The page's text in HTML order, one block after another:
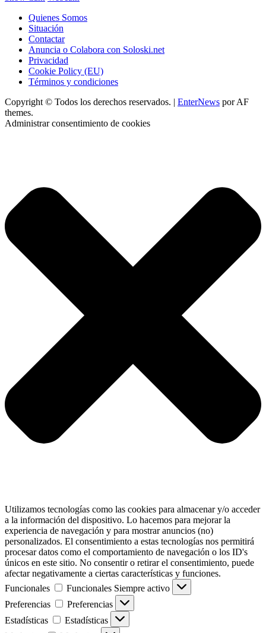
Quienes Somos
Situación
Contactar
Anuncia o Colabora con Soloski.net
Privacidad
Cookie Policy (EU)
Términos y condiciones
Copyright © Todos los derechos reservados. | EnterNews por AF
themes.
Administrar consentimiento de cookies
Utilizamos tecnologías como las cookies para almacenar y/o acceder
a la información del dispositivo. Lo hacemos para mejorar la
experiencia de navegación y para mostrar anuncios (no)
personalizados. El consentimiento a estas tecnologías nos permitirá
procesar datos como el comportamiento de navegación o los ID's
únicos en este sitio. No consentir o retirar el consentimiento, puede
afectar negativamente a ciertas características y funciones.
Funcionales
Funcionales Siempre activo
Preferencias
Preferencias
Estadísticas
Estadísticas